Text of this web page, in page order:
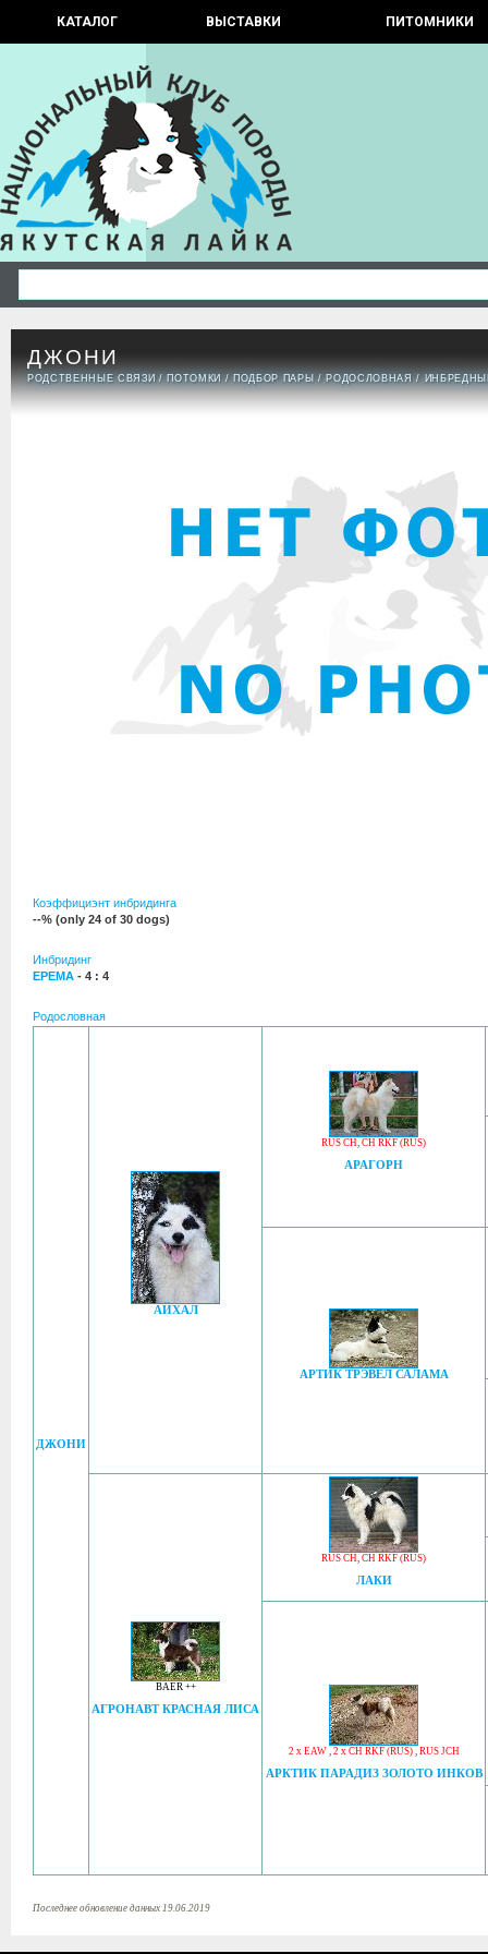
КАТАЛОГ ВЫСТАВКИ ПИТОМНИКИ
ДЖОНИ
РОДСТВЕННЫЕ СВЯЗИ /ПОТОМКИ /ПОДБОР ПАРЫ /РОДОСЛОВНАЯ /
Коэффициэнт инбридинга
--% (only 24 of 30 dogs)
Инбридинг
ЕРЕМА - 4 : 4
Родословная
ДЖОНИ
АЙХАЛ
RUS CH, CH RKF (RUS)
АРАГОРН
АРТИК ТРЭВЕЛ САЛАМА
BAER ++
АГРОНАВТ КРАСНАЯ ЛИСА
RUS CH, CH RKF (RUS)
ЛАКИ
2 x EAW, 2 x CH RKF (RUS), RUS JCH
АРКТИК ПАРАДИЗ ЗОЛОТО ИНКОВ
Последнее обновление данных 19.06.2019